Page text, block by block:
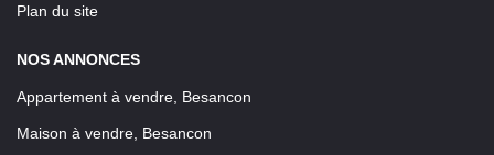
Plan du site
NOS ANNONCES
Appartement à vendre, Besancon
Maison à vendre, Besancon